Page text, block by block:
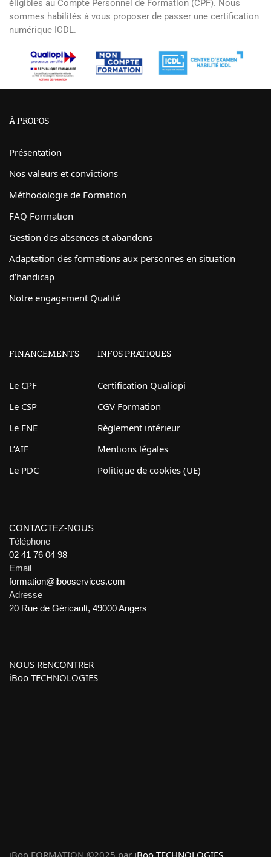
éligibles au Compte Personnel de Formation (CPF). Nous
sommes habilités à vous proposer de passer une certification
numérique ICDL.
À PROPOS
Présentation
Nos valeurs et convictions
Méthodologie de Formation
FAQ Formation
Gestion des absences et abandons
Adaptation des formations aux personnes en situation
d’handicap
Notre engagement Qualité
FINANCEMENTS
Le CPF
Le CSP
Le FNE
L’AIF
Le PDC
INFOS PRATIQUES
Certification Qualiopi
CGV Formation
Règlement intérieur
Mentions légales
Politique de cookies (UE)
CONTACTEZ-NOUS
Téléphone
02 41 76 04 98
Email
formation@ibooservices.com
Adresse
20 Rue de Géricault, 49000 Angers
NOUS RENCONTRER
iBoo TECHNOLOGIES
iBoo FORMATION ©2025 par iBoo TECHNOLOGIES.